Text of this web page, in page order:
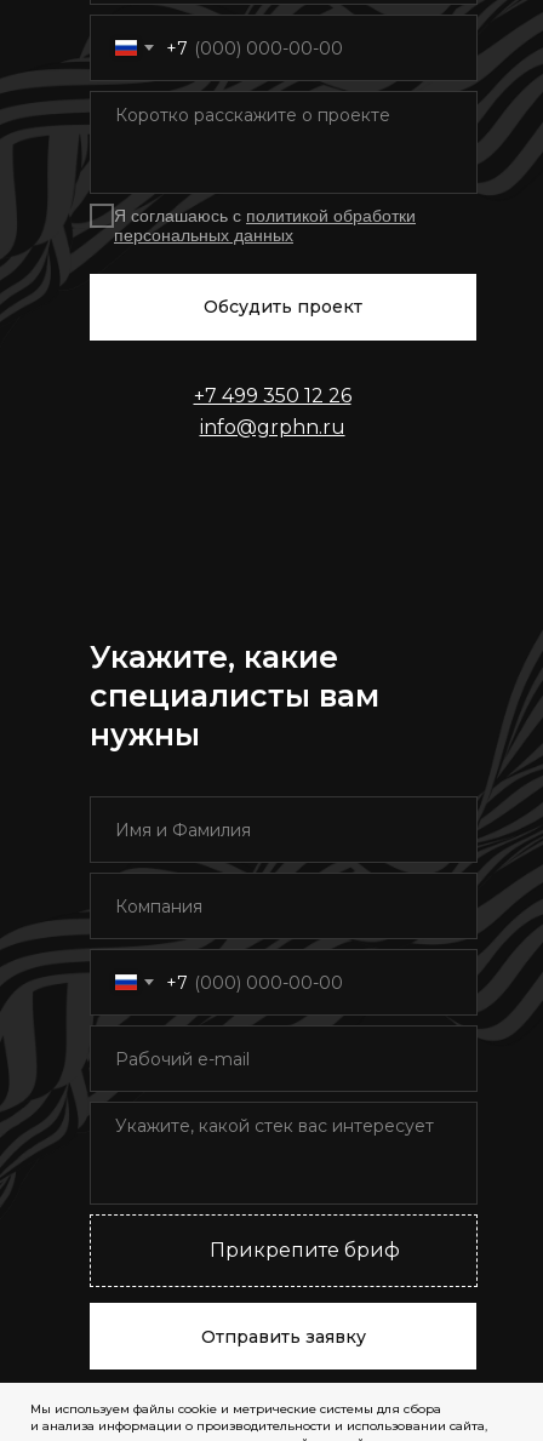
Мы используем файлы cookie и метрические системы для сбора
и анализа информации о производительности и использовании сайта,
info@grphn.ru
+7 499 350 12 26
+7
Я соглашаюсь с политикой обработки
персональных данных
Обсудить проект
info@grphn.ru
+7 499 350 12 26
+7
Прикрепите бриф
Отправить заявку
Укажите, какие
специалисты вам
нужны